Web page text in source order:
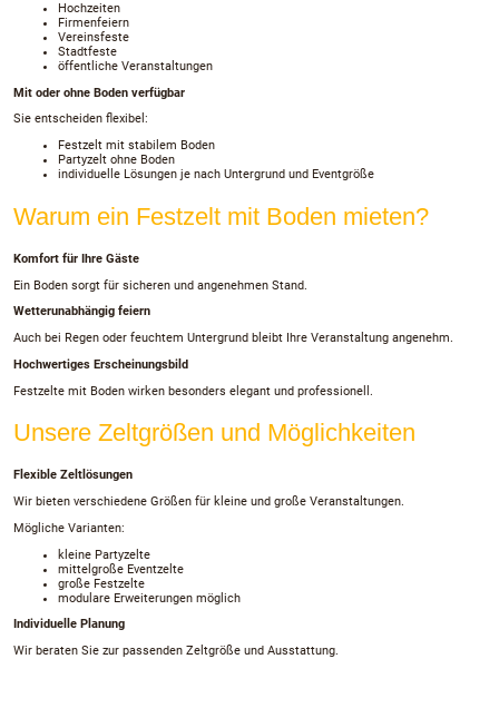
Hochzeiten
Firmenfeiern
Vereinsfeste
Stadtfeste
öffentliche Veranstaltungen
Mit oder ohne Boden verfügbar
Sie entscheiden flexibel:
Festzelt mit stabilem Boden
Partyzelt ohne Boden
individuelle Lösungen je nach Untergrund und Eventgröße
Warum ein Festzelt mit Boden mieten?
Komfort für Ihre Gäste
Ein Boden sorgt für sicheren und angenehmen Stand.
Wetterunabhängig feiern
Auch bei Regen oder feuchtem Untergrund bleibt Ihre Veranstaltung angenehm.
Hochwertiges Erscheinungsbild
Festzelte mit Boden wirken besonders elegant und professionell.
Unsere Zeltgrößen und Möglichkeiten
Flexible Zeltlösungen
Wir bieten verschiedene Größen für kleine und große Veranstaltungen.
Mögliche Varianten:
kleine Partyzelte
mittelgroße Eventzelte
große Festzelte
modulare Erweiterungen möglich
Individuelle Planung
Wir beraten Sie zur passenden Zeltgröße und Ausstattung.